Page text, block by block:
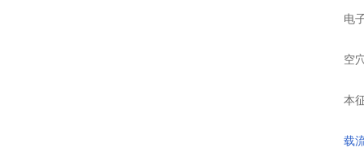
电子
空穴
本征
载